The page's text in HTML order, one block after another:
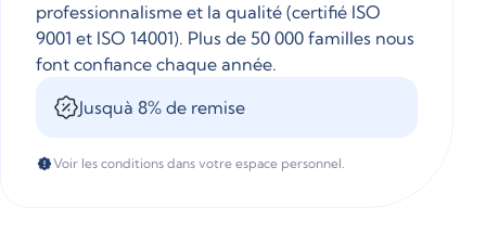
professionnalisme et la qualité (certifié ISO
9001 et ISO 14001). Plus de 50 000 familles nous
font confiance chaque année.
Jusquà 8% de remise
Voir les conditions dans votre espace personnel.